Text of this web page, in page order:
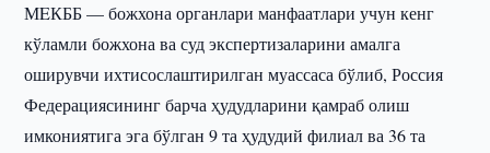
МEКББ — божхона органлари манфаатлари учун кенг
кўламли божхона ва суд экспертизаларини амалга
оширувчи ихтисослаштирилган муассаса бўлиб, Россия
Федерациясининг барча ҳудудларини қамраб олиш
имкониятига эга бўлган 9 та ҳудудий филиал ва 36 та